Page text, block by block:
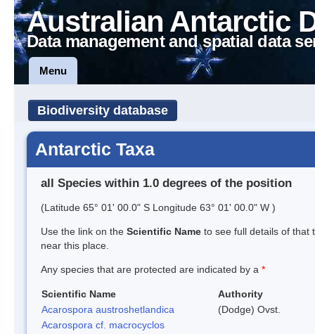
Australian Antarctic
Data management and spatial data
Menu
Biodiversity database
Antarctic Taxa
all Species within 1.0 degrees of the position
(Latitude 65° 01' 00.0" S Longitude 63° 01' 00.0" W )
Use the link on the Scientific Name to see full details of that
near this place.
Any species that are protected are indicated by a *
Scientific Name
Authority
Acarospora austroshetlandica
(Dodge) Ovst.
Acarospora cf. macrocyclos